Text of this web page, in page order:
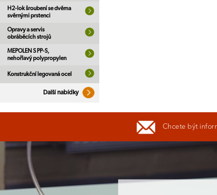
H2-lok šroubení se dvěma
svěrnými prstenci
Opravy a servis
obráběcích strojů
MEPOLEN S PP-S,
nehořlavý polypropylen
Konstrukční legovaná ocel
Další nabídky
Chcete být